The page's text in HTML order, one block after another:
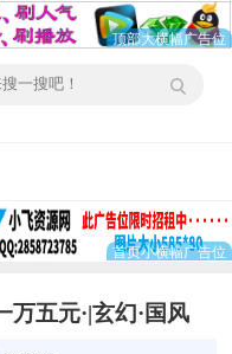
万五元·|玄幻·国风